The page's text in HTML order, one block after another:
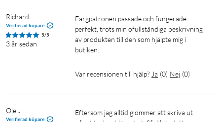
Richard
Verifierad köpare
5/5
3 år sedan
Färgpatronen passade och fungerade
perfekt, trots min ofullständiga beskrivning
av produkten till den som hjälpte mig i
butiken.
Var recensionen till hjälp? Ja (0) Nej (0)
Ole J
Verifierad köpare
Eftersom jag alltid glömmer att skriva ut